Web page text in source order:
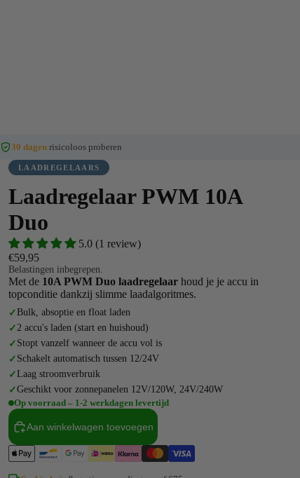
30 dagenrisicoloos proberen
LAADREGELAARS
Laadregelaar PWM 10A
Duo
5.0 (1 review)
€59,95
Belastingen inbegrepen.
Met de 10A PWM Duo laadregelaar houd je je accu in
topconditie dankzij slimme laadalgoritmes.
Bulk, absoptie en float laden
2 accu's laden (start en huishoud)
Stopt vanzelf wanneer de accu vol is
Schakelt automatisch tussen 12/24V
Laag stroomverbruik
Geschikt voor zonnepanelen 12V/120W, 24V/240W
Op voorraad – 1-2 werkdagen levertijd
Aan winkelwagen toevoegen